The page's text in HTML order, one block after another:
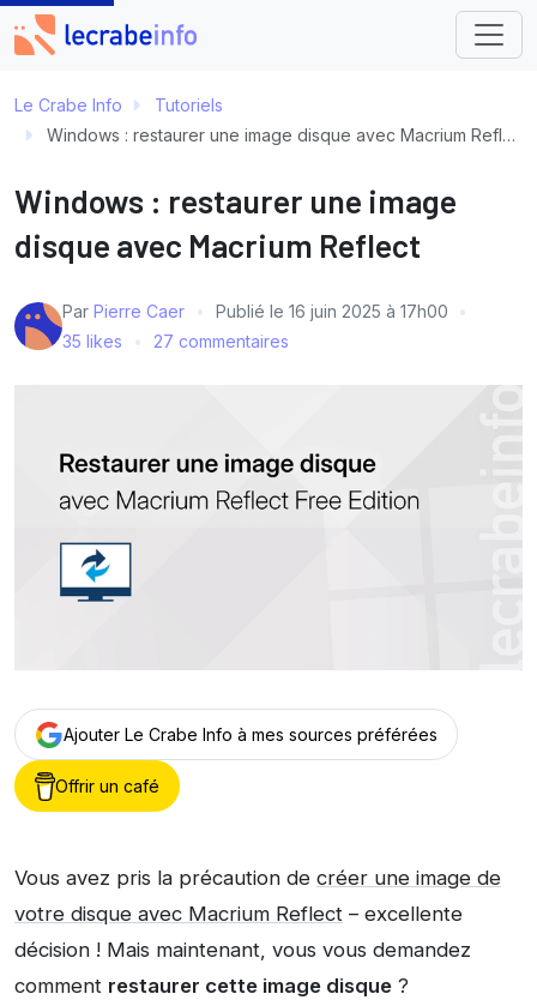
Le Crabe Info
Tutoriels
Windows : restaurer une image disque avec Macrium Reflect
Windows : restaurer une image
disque avec Macrium Reflect
Par Pierre Caer Publié le 16 juin 2025 à 17h00
35 likes
27 commentaires
Ajouter Le Crabe Info à mes sources préférées
Offrir un café
Vous avez pris la précaution de créer une image de
votre disque avec Macrium Reflect – excellente
décision ! Mais maintenant, vous vous demandez
comment restaurer cette image disque ?